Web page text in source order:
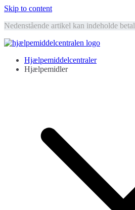
Skip to content
Nedenstående artikel kan indeholde
Hjælpemiddelcentralen
Hjælpemidler til ældre
Hjælpemiddelcentraler
Hjælpemidler